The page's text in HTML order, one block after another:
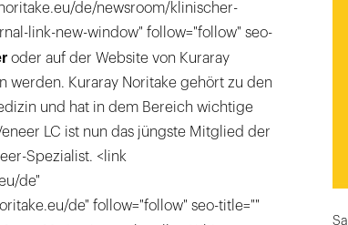
de/newsroom/klinischer-
link-new-window" follow="follow" seo-
oder auf der Website von Kuraray
werden. Kuraray Noritake gehört zu den
und hat in dem Bereich wichtige
LC ist nun das jüngste Mitglied der
Spezialist. <link
de"
de" follow="follow" seo-title=""